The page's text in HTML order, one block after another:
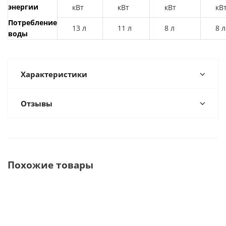
энергии
кВт
кВт
кВт
Потребление
воды
13 л 11 л 8 л 8 л
Характеристики
Отзывы
Похожие товары